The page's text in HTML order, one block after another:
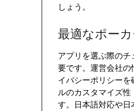
しょう。
最適なポー
アプリを選ぶ際の
要です。運営会社
イバシーポリシー
ルのカスタマイズ
す。日本語対応や日